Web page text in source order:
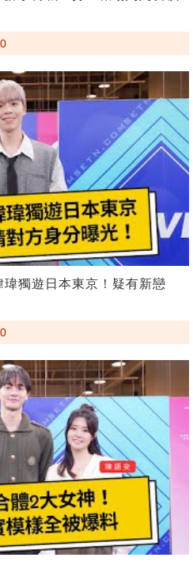
獨遊日本東京！疑有新戀